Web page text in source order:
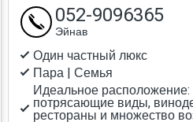
Один частный люкс
Пара | Семья
Идеальное расположение:
потрясающие виды,
рестораны и множество
052-9096365
Эйнав